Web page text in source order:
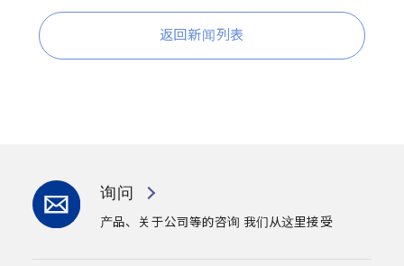
返回新闻列表
询问
产品、关于公司等的咨询 我们从这里接受